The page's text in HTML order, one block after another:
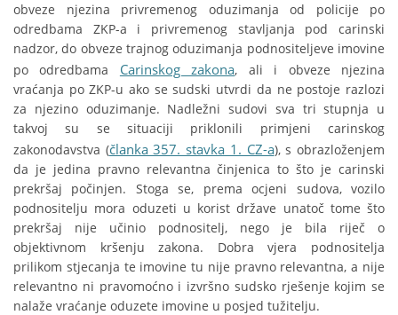
obveze njezina privremenog oduzimanja od policije po
odredbama ZKP-a i privremenog stavljanja pod carinski
nadzor, do obveze trajnog oduzimanja podnositeljeve imovine
po odredbama Carinskog zakona, ali i obveze njezina
vraćanja po ZKP-u ako se sudski utvrdi da ne postoje razlozi
za njezino oduzimanje. Nadležni sudovi sva tri stupnja u
takvoj su se situaciji priklonili primjeni carinskog
zakonodavstva (članka 357. stavka 1. CZ-a), s obrazloženjem
da je jedina pravno relevantna činjenica to što je carinski
prekršaj počinjen. Stoga se, prema ocjeni sudova, vozilo
podnositelju mora oduzeti u korist države unatoč tome što
prekršaj nije učinio podnositelj, nego je bila riječ o
objektivnom kršenju zakona. Dobra vjera podnositelja
prilikom stjecanja te imovine tu nije pravno relevantna, a nije
relevantno ni pravomoćno i izvršno sudsko rješenje kojim se
nalaže vraćanje oduzete imovine u posjed tužitelju.